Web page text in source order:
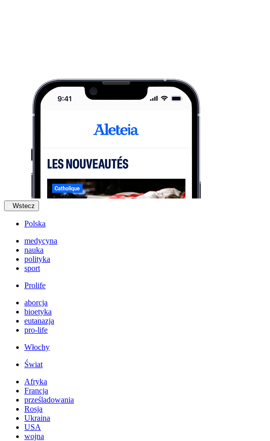
Wstecz
Polska
medycyna
nauka
polityka
sport
Prolife
aborcja
bioetyka
eutanazja
pro-life
Włochy
Świat
Afryka
Francja
prześladowania
Rosja
Ukraina
USA
wojna